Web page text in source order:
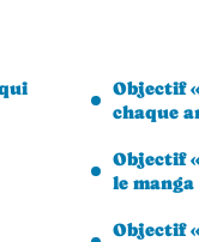
Objectif
chaque
Objectif
le manga
Objectif